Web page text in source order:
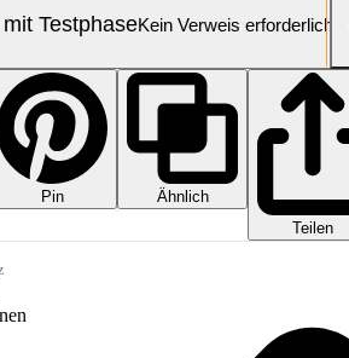
TestphaseKein Verweis erforderlich
Pin
Ähnlich
Teilen